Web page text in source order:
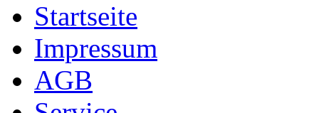
Startseite
Impressum
AGB